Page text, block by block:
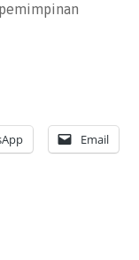
Email